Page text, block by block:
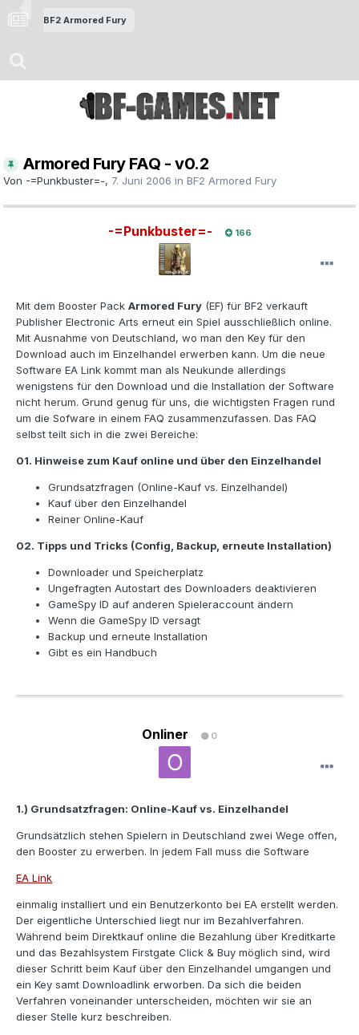
BF2 Armored Fury
Armored Fury FAQ - v0.2
Von -=Punkbuster=-, 7. Juni 2006 in BF2 Armored Fury
-=Punkbuster=- 166
Mit dem Booster Pack Armored Fury (EF) für BF2 verkauft
Publisher Electronic Arts erneut ein Spiel ausschließlich online.
Mit Ausnahme von Deutschland, wo man den Key für den
Download auch im Einzelhandel erwerben kann. Um die neue
Software EA Link kommt man als Neukunde allerdings
wenigstens für den Download und die Installation der Software
nicht herum. Grund genug für uns, die wichtigsten Fragen rund
um die Sofware in einem FAQ zusammenzufassen. Das FAQ
selbst teilt sich in die zwei Bereiche:
01. Hinweise zum Kauf online und über den Einzelhandel
Grundsatzfragen (Online-Kauf vs. Einzelhandel)
Kauf über den Einzelhandel
Reiner Online-Kauf
02. Tipps und Tricks (Config, Backup, erneute Installation)
Downloader und Speicherplatz
Ungefragten Autostart des Downloaders deaktivieren
GameSpy ID auf anderen Spieleraccount ändern
Wenn die GameSpy ID versagt
Backup und erneute Installation
Gibt es ein Handbuch
Onliner 0
1.) Grundsatzfragen: Online-Kauf vs. Einzelhandel
Grundsätzlich stehen Spielern in Deutschland zwei Wege offen,
den Booster zu erwerben. In jedem Fall muss die Software
EA Link
einmalig installiert und ein Benutzerkonto bei EA erstellt werden.
Der eigentliche Unterschied liegt nur im Bezahlverfahren.
Während beim Direktkauf online die Bezahlung über Kreditkarte
und das Bezahlsystem Firstgate Click & Buy möglich sind, wird
dieser Schritt beim Kauf über den Einzelhandel umgangen und
ein Key samt Downloadlink erworben. Da sich die beiden
Verfahren voneinander unterscheiden, möchten wir sie an
dieser Stelle kurz beschreiben.